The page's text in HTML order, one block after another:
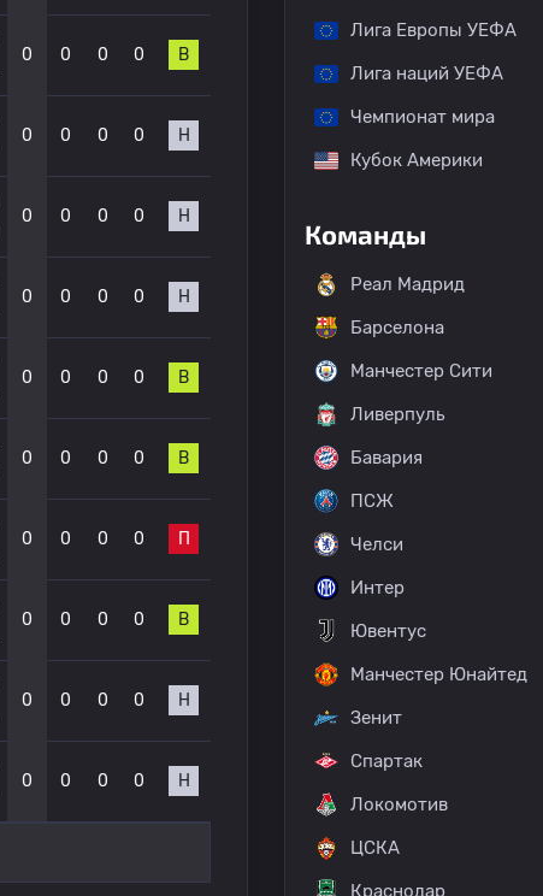
0 0 0 0 В
0 0 0 0 Н
0 0 0 0 Н
0 0 0 0 Н
0 0 0 0 В
0 0 0 0 В
0 0 0 0 П
0 0 0 0 В
0 0 0 0 Н
0 0 0 0 Н
Лига Европы УЕФА
Лига наций УЕФА
Чемпионат мира
Кубок Америки
Команды
Реал Мадрид
Барселона
Манчестер Сити
Ливерпуль
Бавария
ПСЖ
Челси
Интер
Ювентус
Манчестер Юнайтед
Зенит
Спартак
Локомотив
ЦСКА
Краснодар